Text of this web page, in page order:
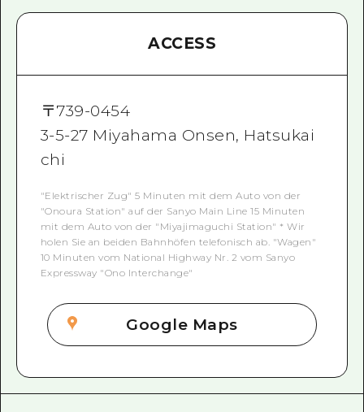
ACCESS
〒739-0454
3-5-27 Miyahama Onsen, Hatsukai
chi
"Elektrischer Zug" 5 Minuten mit dem Auto von der
"Onoura Station" auf der Sanyo Main Line 15 Minuten
mit dem Auto von der "Miyajimaguchi Station" * Wir
holen Sie an beiden Bahnhöfen telefonisch ab. "Wagen"
10 Minuten vom National Highway Nr. 2 vom Sanyo
Expressway "Ono Interchange"
Google Maps